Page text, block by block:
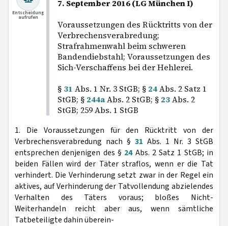
7. September 2016 (LG München I)
Voraussetzungen des Rücktritts von der
Verbrechensverabredung;
Strafrahmenwahl beim schweren
Bandendiebstahl; Voraussetzungen des
Sich-Verschaffens bei der Hehlerei.
§ 31 Abs. 1 Nr. 3 StGB; § 24Abs. 2 Satz 1
StGB; § 244aAbs. 2 StGB; § 23Abs. 2
StGB; 259 Abs. 1 StGB
Entscheidung
aufrufen
1. Die Voraussetzungen für den Rücktritt von der
Verbrechensverabredung nach § 31 Abs. 1 Nr. 3 StGB
entsprechen denjenigen des § 24Abs. 2 Satz 1 StGB; in
beiden Fällen wird der Täter straflos, wenn er die Tat
verhindert. Die Verhinderung setzt zwar in der Regel ein
aktives, auf Verhinderung der Tatvollendung abzielendes
Verhalten des Täters voraus; bloßes Nicht-
Weiterhandeln reicht aber aus, wenn sämtliche
Tatbeteiligte dahin überein-